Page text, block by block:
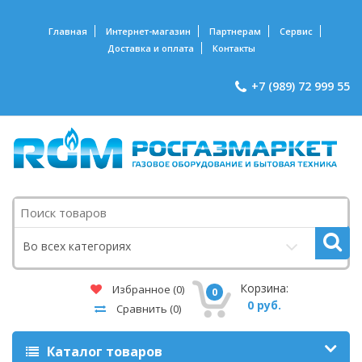
Главная Интернет-магазин Партнерам
Сервис
Доставка и оплата
Контакты
+7 (989) 72 999 55
Поиск
Во всех категориях
Избранное (0)
Сравнить (0)
0
Корзина:
0 руб.
Каталог товаров